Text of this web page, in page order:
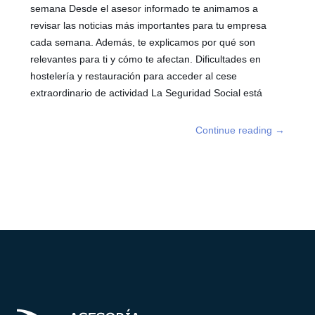
semana Desde el asesor informado te animamos a
revisar las noticias más importantes para tu empresa
cada semana. Además, te explicamos por qué son
relevantes para ti y cómo te afectan. Dificultades en
hostelería y restauración para acceder al cese
extraordinario de actividad La Seguridad Social está
Continue reading →